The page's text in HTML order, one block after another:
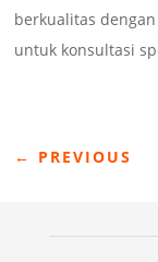
berkualitas
untuk konsultasi
← PREVIOUS